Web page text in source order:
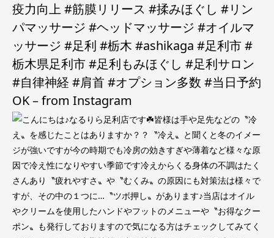
疫力向上 #筋膜リリース #揉みほぐし #リン
パマッサージ #ヘッドマッサージ #オイルマ
ッサージ #足利 #栃木 #ashikaga #足利市 #
栃木県足利市 #足利もみほぐし #足利サロン
#自律神経 #肩首 #オプション多数 #当日予約
OK – from Instagram